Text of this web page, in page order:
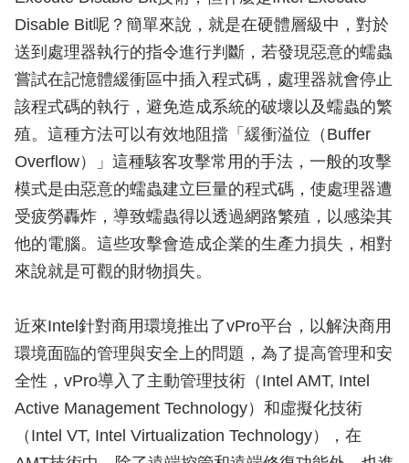
Disable Bit呢？簡單來說，就是在硬體層級中，對於
送到處理器執行的指令進行判斷，若發現惡意的蠕蟲
嘗試在記憶體緩衝區中插入程式碼，處理器就會停止
該程式碼的執行，避免造成系統的破壞以及蠕蟲的繁
殖。這種方法可以有效地阻擋「緩衝溢位（Buffer
Overflow）」這種駭客攻擊常用的手法，一般的攻擊
模式是由惡意的蠕蟲建立巨量的程式碼，使處理器遭
受疲勞轟炸，導致蠕蟲得以透過網路繁殖，以感染其
他的電腦。這些攻擊會造成企業的生產力損失，相對
來說就是可觀的財物損失。
近來Intel針對商用環境推出了vPro平台，以解決商用
環境面臨的管理與安全上的問題，為了提高管理和安
全性，vPro導入了主動管理技術（Intel AMT, Intel
Active Management Technology）和虛擬化技術
（Intel VT, Intel Virtualization Technology），在